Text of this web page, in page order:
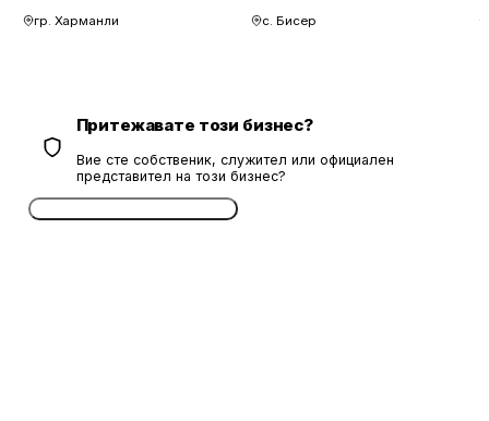
гр. Харманли с. Бисер
Притежавате този бизнес?
Вие сте собственик, служител или официален
представител на този бизнес?